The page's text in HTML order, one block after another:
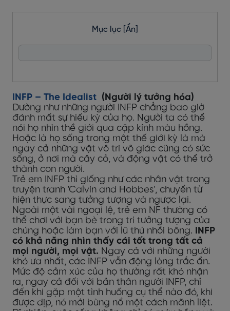
Mục lục [Ẩn]
INFP – The Idealist (Người lý tưởng hóa)
Dường như những người INFP chẳng bao giờ
đánh mất sự hiếu kỳ của họ. Người ta có thể
nói họ nhìn thề giới qua cặp kính màu hồng.
Hoặc là họ sống trong một thế giới kỳ là mà
ngay cả những vật vô tri vô giác cũng có sức
sống, ở nơi mà cây cỏ, và động vật có thể trở
thành con người.
Trẻ em INFP thì giống như các nhân vật trong
truyện tranh 'Calvin and Hobbes', chuyển từ
hiện thực sang tưởng tượng và ngược lại.
Ngoài một vài ngoại lệ, trẻ em NF thường có
thể chơi với bạn bè trong trí tưởng tượng của
chúng hoặc làm bạn với lũ thú nhồi bông. INFP
có khả năng nhìn thấy cái tốt trong tất cả
mọi người, mọi vật. Ngay cả với những người
khó ưa nhất, các INFP vẫn động lòng trắc ẩn.
Mức độ cảm xúc của họ thường rất khó nhận
ra, ngay cả đối với bản thân người INFP, chỉ
đến khi gặp một tình huống cụ thể nào đó, khi
được dịp, nó mới bùng nổ một cách mãnh liệt.